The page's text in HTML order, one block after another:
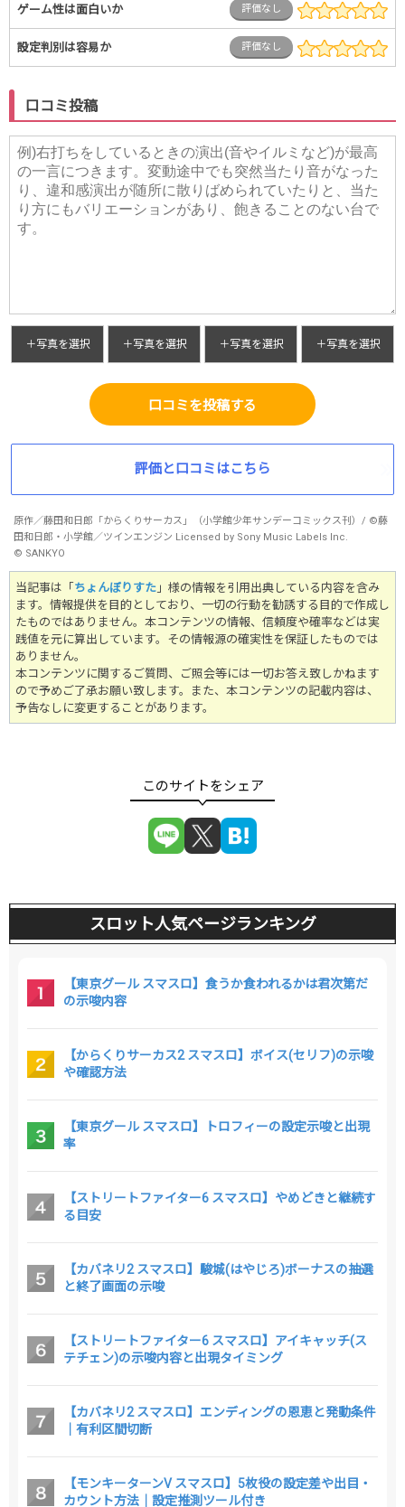
ゲーム性は面白いか 評価なし
設定判別は容易か 評価なし
口コミ投稿
＋写真を選択 ＋写真を選択 ＋写真を選択 ＋写真を選択
口コミを投稿する
評価と口コミはこちら
原作／藤田和日郎「からくりサーカス」（小学館少年サンデーコミックス刊）/ ©藤
田和日郎・小学館／ツインエンジン Licensed by Sony Music Labels Inc.
© SANKYO
当記事は「 ちょんぼりすた 」様の情報を引用出典している内容を含み
ます。情報提供を目的としており、一切の行動を勧誘する目的で作成し
たものではありません。 本コンテンツの情報、信頼度や確率などは実
践値を元に算出しています。その情報源の確実性を保証したものでは
ありません。
本コンテンツに関するご質問、ご照会等には一切お答え致しかねます
ので予めご了承お願い致します。また、本コンテンツの記載内容は、
予告なしに変更することがあります。
スロット人気ページランキング
【東京グール スマスロ】食うか食われるかは君次第だ
の示唆内容
【からくりサーカス2 スマスロ】ボイス(セリフ)の示唆
や確認方法
【東京グール スマスロ】トロフィーの設定示唆と出現
率
【ストリートファイター6 スマスロ】やめどきと継続す
る目安
【カバネリ2 スマスロ】駿城(はやじろ)ボーナスの抽選
と終了画面の示唆
【ストリートファイター6 スマスロ】アイキャッチ(ス
テチェン)の示唆内容と出現タイミング
【カバネリ2 スマスロ】エンディングの恩恵と発動条件
｜有利区間切断
【モンキーターンV スマスロ】5枚役の設定差や出目・
カウント方法｜設定推測ツール付き